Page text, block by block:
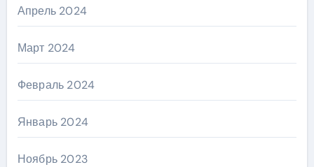
Апрель 2024
Март 2024
Февраль 2024
Январь 2024
Ноябрь 2023